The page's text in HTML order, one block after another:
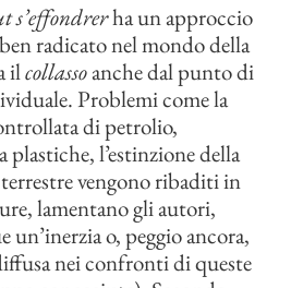
s’effondrerha un approccio
radicato nel mondo della
ilcollassoanche dal punto di
Problemi come la
di petrolio,
l’estinzione della
vengono ribaditi in
lamentano gli autori,
un’inerzia o, peggio ancora,
nei confronti di queste